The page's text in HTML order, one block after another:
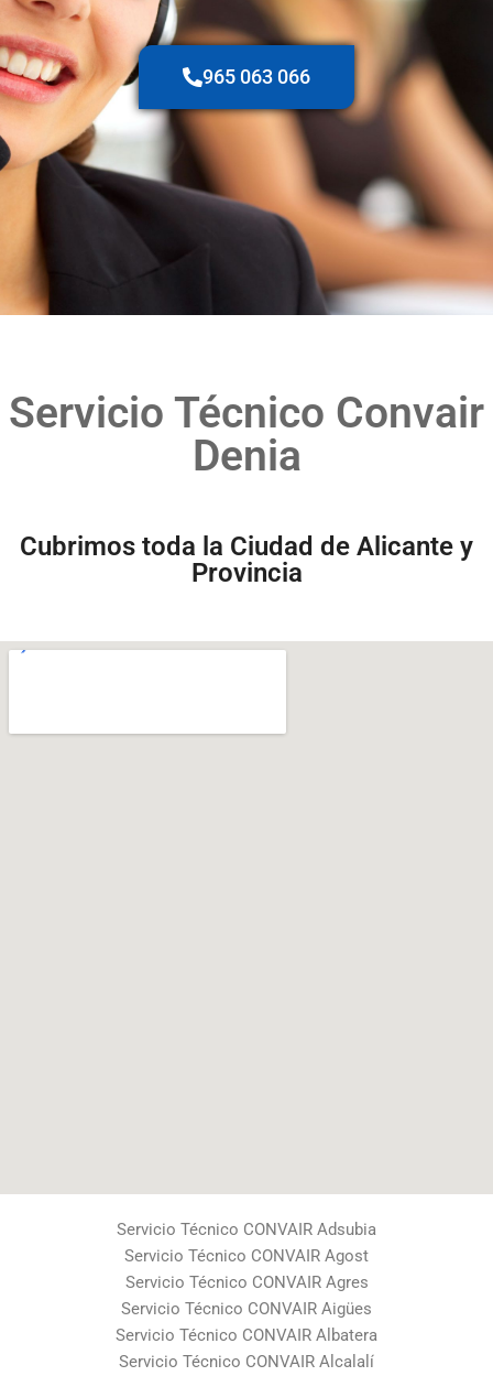
965 063 066
Servicio Técnico Convair
Denia
Cubrimos toda la Ciudad de Alicante y
Provincia
Servicio Técnico CONVAIR Adsubia
Servicio Técnico CONVAIR Agost
Servicio Técnico CONVAIR Agres
Servicio Técnico CONVAIR Aigües
Servicio Técnico CONVAIR Albatera
Servicio Técnico CONVAIR Alcalalí